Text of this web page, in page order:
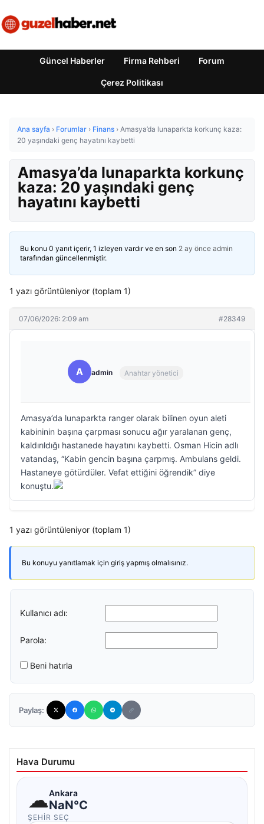
Güncel Haberler Firma Rehberi Forum
Çerez Politikası
Ana sayfa › Forumlar › Finans › Amasya’da lunaparkta korkunç kaza:
20 yaşındaki genç hayatını kaybetti
Amasya’da lunaparkta korkunç
kaza: 20 yaşındaki genç
hayatını kaybetti
Bu konu 0 yanıt içerir, 1 izleyen vardır ve en son 2 ay önce admin
tarafından güncellenmiştir.
1 yazı görüntüleniyor (toplam 1)
07/06/2026: 2:09 am #28349
A admin Anahtar yönetici
Amasya’da lunaparkta ranger olarak bilinen oyun aleti
kabininin başına çarpması sonucu ağır yaralanan genç,
kaldırıldığı hastanede hayatını kaybetti. Osman Hicin adlı
vatandaş, “Kabin gencin başına çarpmış. Ambulans geldi.
Hastaneye götürdüler. Vefat ettiğini öğrendik” diye
konuştu.
1 yazı görüntüleniyor (toplam 1)
Bu konuyu yanıtlamak için giriş yapmış olmalısınız.
Kullanıcı adı:
Parola:
Beni hatırla
Paylaş:
Hava Durumu
☁Ankara
NaN°C
ŞEHIR SEÇ